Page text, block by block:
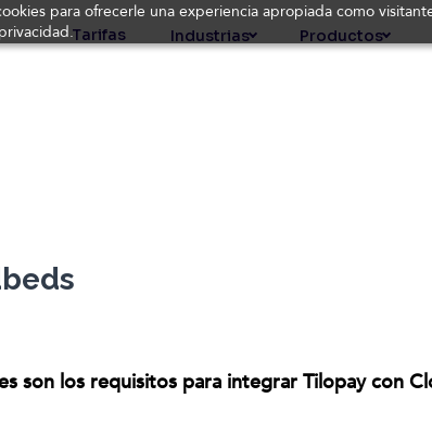
para ofrecerle una experiencia apropiada como
Tarifas Industrias Productos
son los requisitos para integrar Tilopay con